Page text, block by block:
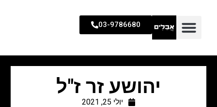
03-9786680
יהושע זר ז"ל
יולי 25, 2021